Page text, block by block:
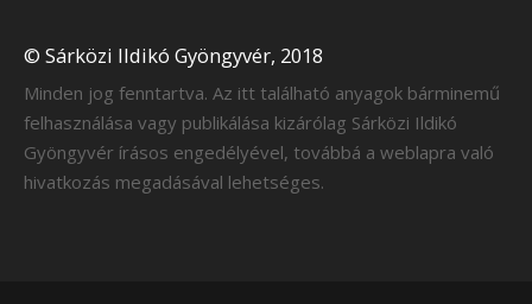
© Sárközi Ildikó Gyöngyvér, 2018
Minden jog fenntartva. Az itt található anyagok bárminemű
felhasználása vagy publikálása kizárólag Sárközi Ildikó
Gyöngyvér írásos engedélyével, továbbá a weblapra való
hivatkozás megadásával lehetséges.